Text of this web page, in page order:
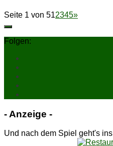
Seite 1 von 512345»
Folgen:
- An­zei­ge -
Und nach dem Spiel geht's ins